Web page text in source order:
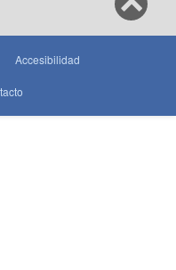
Accesibilidad